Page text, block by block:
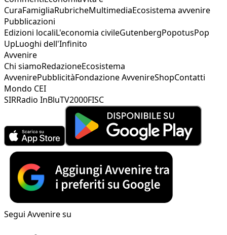
CuraFamigliaRubricheMultimediaEcosistema avvenire
Pubblicazioni
Edizioni localiL'economia civileGutenbergPopotusPop
UpLuoghi dell'Infinito
Avvenire
Chi siamoRedazioneEcosistema
AvvenirePubblicitàFondazione AvvenireShopContatti
Mondo CEI
SIRRadio InBluTV2000FISC
Segui Avvenire su